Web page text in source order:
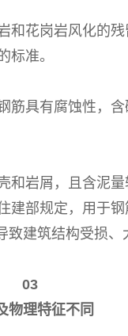
花岗岩风化的
标准。
具有腐蚀性，
岩屑，且含泥
部规定，用于
建筑结构受损、
03
物理特征不同